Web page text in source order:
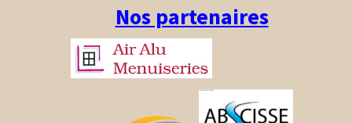
Nos partenaires